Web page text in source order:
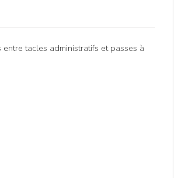
tacles administratifs et passes à